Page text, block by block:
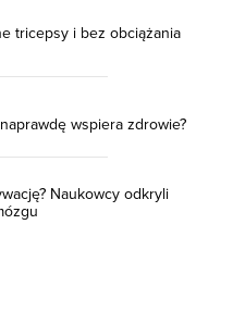
tricepsy i bez obciążania
wspiera zdrowie?
Naukowcy odkryli